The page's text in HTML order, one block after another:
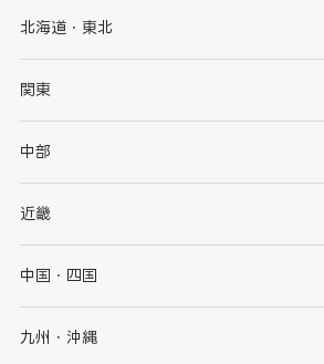
北海道・東北
北海道
岩手県
秋田県
関東
茨城県
群馬県
千葉県
中部
新潟県
石川県
山梨県
近畿
大阪府
京都府
中国・四国
鳥取県
九州・沖縄